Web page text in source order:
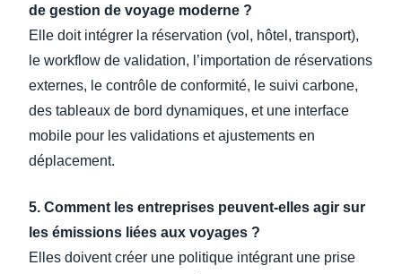
de gestion de voyage moderne ?
Elle doit intégrer la réservation (vol, hôtel, transport),
le workflow de validation, l’importation de réservations
externes, le contrôle de conformité, le suivi carbone,
des tableaux de bord dynamiques, et une interface
mobile pour les validations et ajustements en
déplacement.
5. Comment les entreprises peuvent-elles agir sur
les émissions liées aux voyages ?
Elles doivent créer une politique intégrant une prise